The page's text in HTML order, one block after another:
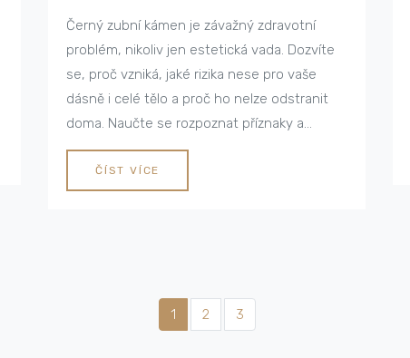
Černý zubní kámen je závažný zdravotní
problém, nikoliv jen estetická vada. Dozvíte
se, proč vzniká, jaké rizika nese pro vaše
dásně i celé tělo a proč ho nelze odstranit
doma. Naučte se rozpoznat příznaky a
zjistěte, jak profesionální ošetření a správná
hygiena zachrání vaše zuby.
ČÍST VÍCE
1 2 3